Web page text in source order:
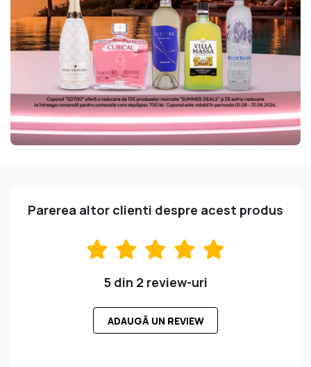
Parerea altor clienti despre acest produs
5 din 2 review-uri
ADAUGĂ UN REVIEW